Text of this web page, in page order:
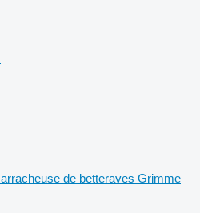
arracheuse de betteraves Grimme